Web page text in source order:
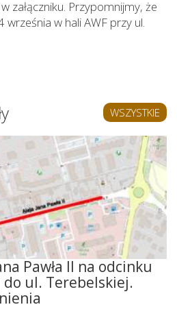
załączniku. Przypomnijmy, że
w hali AWF przy ul.
WSZYSTKIE
Pawła II na odcinku
do ul. Terebelskiej.